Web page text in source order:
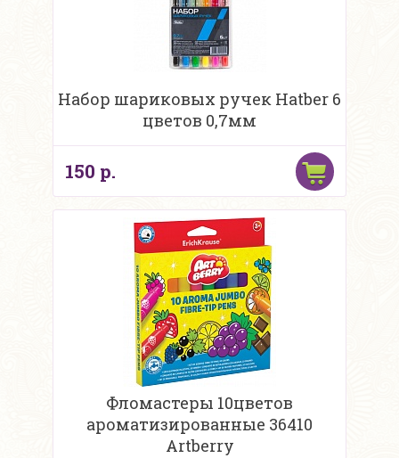
Набор шариковых ручек Hatber 6
цветов 0,7мм
150 р.
Фломастеры 10цветов
ароматизированные 36410
Artberry